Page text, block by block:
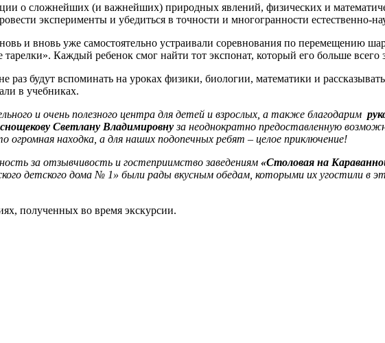
о сложнейших (и важнейших) природных явлений, физических и
эксперименты и убедиться в точности и многогранности естественно-
и вновь уже самостоятельно устраивали соревнования по перемещению
Каждый ребенок смог найти тот экспонат, который его больше всего
будут вспоминать на уроках физики, биологии, математики и
в учебниках.
и очень полезного центра для детей и взрослых, а также благодарим
Светлану Владимировнуза неоднократно предоставленную
огромная находка, а для наших подопечных ребят – целое приключение!
за отзывчивость и гостеприимство заведениям «Столовая на
детского дома № 1» были рады вкусным обедам, которыми их угостили в
полученных во время экскурсии.